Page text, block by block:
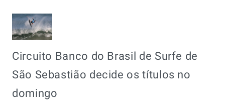
Circuito Banco do Brasil de Surfe de
São Sebastião decide os títulos no
domingo